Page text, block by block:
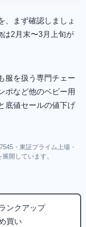
、まず確認しましょ
は2月末〜3月上旬が
服を扱う専門チェー
ポなど他のベビー用
底値セールの値下げ
・東証プライム上場・
開しています。
ンクアップ
買い